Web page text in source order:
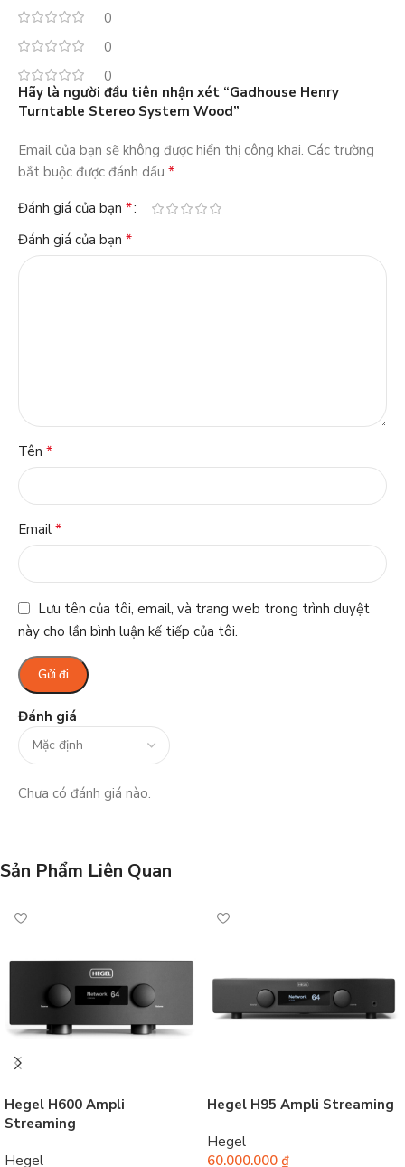
0
0
0
Đánh giá
Chưa có đánh giá nào.
Hãy là người đầu tiên nhận xét “Gadhouse Henry
Turntable Stereo System Wood”
Email của bạn sẽ không được hiển thị công khai. Các trường
bắt buộc được đánh dấu *
Đánh giá của bạn *
Đánh giá của bạn *
Tên *
Email *
Lưu tên của tôi, email, và trang web trong trình duyệt
này cho lần bình luận kế tiếp của tôi.
Sản Phẩm Liên Quan
Hegel H600 Ampli
Streaming
Hegel
Hegel H95 Ampli Streaming
Hegel
60.000.000 ₫